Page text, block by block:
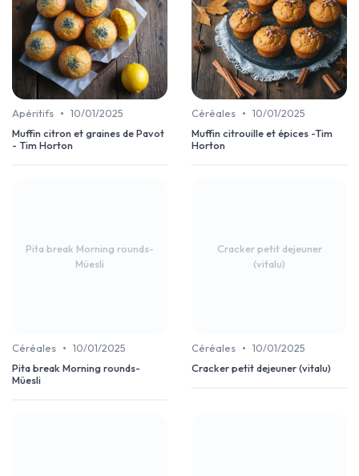
Apéritifs • 10/01/2025
Muffin citron et graines de Pavot
- Tim Horton
Céréales • 10/01/2025
Muffin citrouille et épices -Tim
Horton
Pita break Morning rounds-
Müesli
Céréales • 10/01/2025
Pita break Morning rounds-
Müesli
Cracker petit dejeuner
(vitalu)
Céréales • 10/01/2025
Cracker petit dejeuner (vitalu)